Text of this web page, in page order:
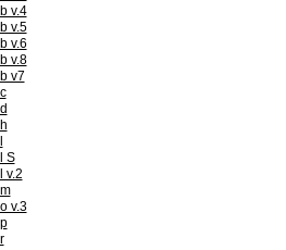
v.4
v.5
v.6
v.8
v7
S
v.2
v.3